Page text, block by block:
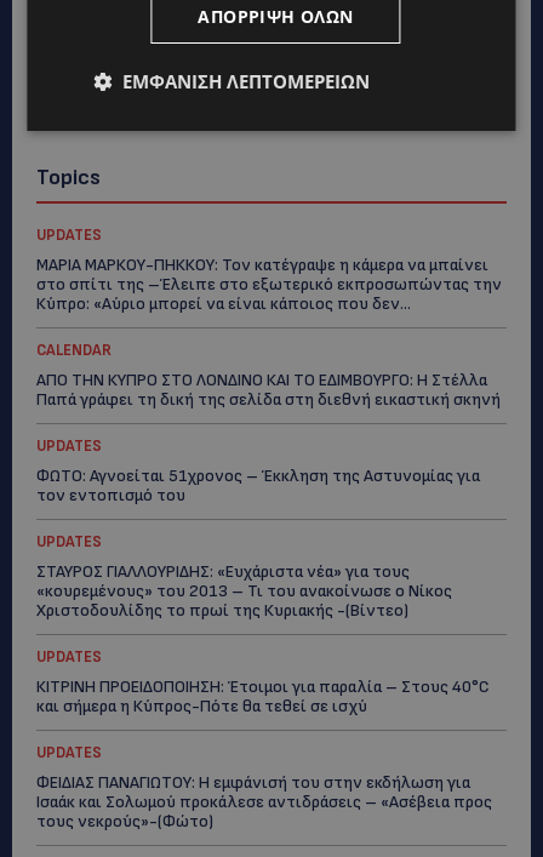
Topics
UPDATES
ΜΑΡΙΑ ΜΑΡΚΟΥ-ΠΗΚΚΟΥ: Τον κατέγραψε η κάμερα να μπαίνει
στο σπίτι της –Έλειπε στο εξωτερικό εκπροσωπώντας την
Κύπρο: «Αύριο μπορεί να είναι κάποιος που δεν...
CALENDAR
ΑΠΟ ΤΗΝ ΚΥΠΡΟ ΣΤΟ ΛΟΝΔΙΝΟ ΚΑΙ ΤΟ ΕΔΙΜΒΟΥΡΓΟ: Η Στέλλα
Παπά γράφει τη δική της σελίδα στη διεθνή εικαστική σκηνή
UPDATES
ΦΩΤΟ: Αγνοείται 51χρονος – Έκκληση της Αστυνομίας για
τον εντοπισμό του
UPDATES
ΣΤΑΥΡΟΣ ΓΙΑΛΛΟΥΡΙΔΗΣ: «Ευχάριστα νέα» για τους
«κουρεμένους» του 2013 – Τι του ανακοίνωσε ο Νίκος
Χριστοδουλίδης το πρωί της Κυριακής -(Βίντεο)
UPDATES
ΚΙΤΡΙΝΗ ΠΡΟΕΙΔΟΠΟΙΗΣΗ: Έτοιμοι για παραλία – Στους 40°C
και σήμερα η Κύπρος-Πότε θα τεθεί σε ισχύ
UPDATES
ΦΕΙΔΙΑΣ ΠΑΝΑΓΙΩΤΟΥ: Η εμφάνισή του στην εκδήλωση για
Ισαάκ και Σολωμού προκάλεσε αντιδράσεις – «Ασέβεια προς
τους νεκρούς»-(Φώτο)
ΑΠΌΡΡΙΨΗ ΌΛΩΝ
ΕΜΦΆΝΙΣΗ ΛΕΠΤΟΜΕΡΕΙΏΝ